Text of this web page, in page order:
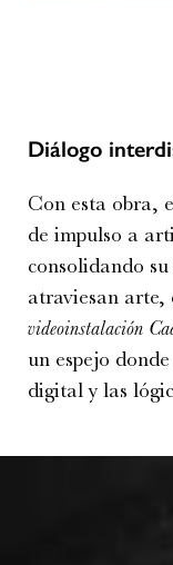
Diálogo
Con esta obra,
de impulso a
consolidando
atraviesan arte,
videoinstalación
un espejo
digital y las